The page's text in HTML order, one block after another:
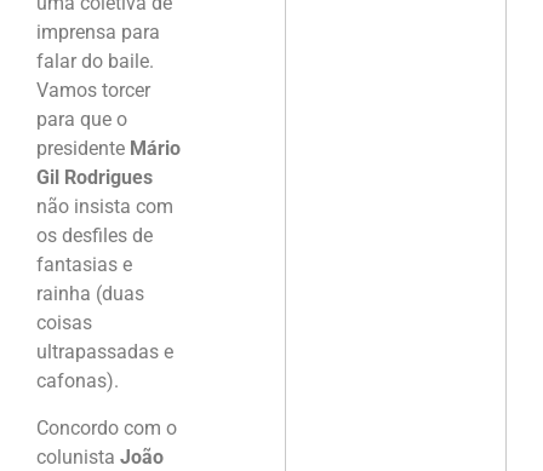
imprensa para
falar do baile.
Vamos torcer
para que o
presidente Mário
Gil Rodrigues
não insista com
os desfiles de
fantasias e
rainha (duas
coisas
ultrapassadas e
cafonas).
Concordo com o
colunista João